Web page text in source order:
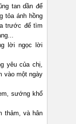
tan dần để
tỏa ánh hồng
trước để tìm
lời ngọc lời
yêu của chị,
vào một ngày
sướng khổ
thảm, và hân